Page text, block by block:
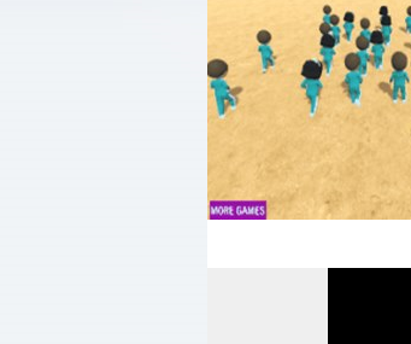
MONKEY GO HAPPY 107...